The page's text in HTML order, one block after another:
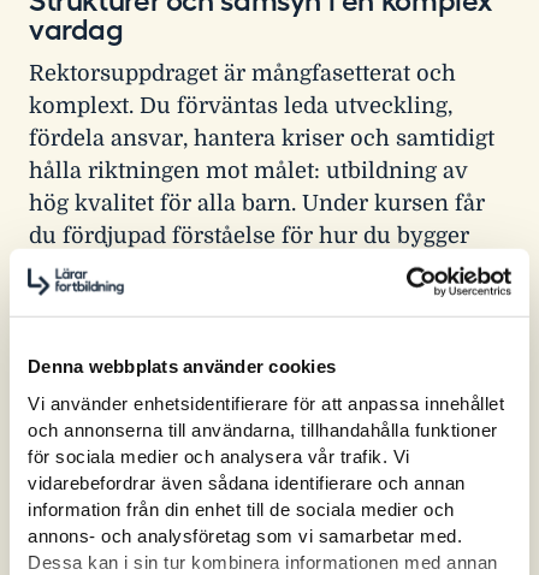
Denna webbplats använder cookies
Vi använder enhetsidentifierare för att anpassa innehållet
och annonserna till användarna, tillhandahålla funktioner
för sociala medier och analysera vår trafik. Vi
vidarebefordrar även sådana identifierare och annan
information från din enhet till de sociala medier och
annons- och analysföretag som vi samarbetar med.
Dessa kan i sin tur kombinera informationen med annan
vardag
Rektorsuppdraget är mångfasetterat och
komplext. Du förväntas leda utveckling,
fördela ansvar, hantera kriser och samtidigt
hålla riktningen mot målet: utbildning av
hög kvalitet för alla barn. Under kursen får
du fördjupad förståelse för hur du bygger
strukturer som stöttar både ledarskap och
lärande – så att du kan fatta kloka beslut
verktyg för att skapa samsyn i arbetslaget
och struktur i vardagen, så att alla drar åt
samma håll.
Leda i förändring – med riktning och
arbetsglädje
Som rektor behöver du hålla både blicken